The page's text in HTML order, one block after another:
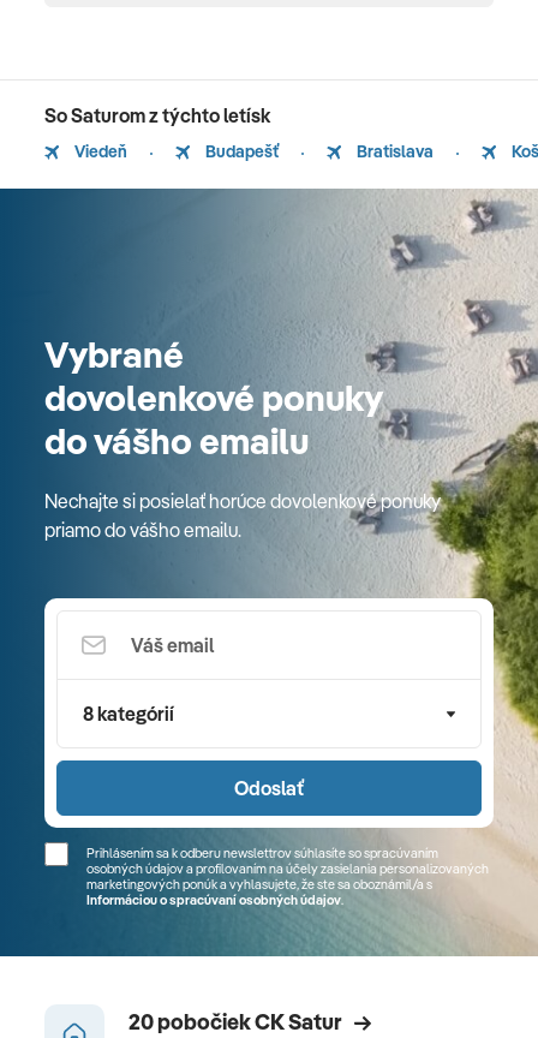
So Saturom z týchto letísk
Viedeň Budapešť Bratislava
Vybrané
dovolenkové ponuky
do vášho emailu
Nechajte si posielať horúce dovolenkové ponuky
priamo do vášho emailu.
8 kategórií
Odoslať
Prihlásením sa k odberu newslettrov súhlasíte so spracúvaním
osobných údajov a profilovaním na účely zasielania personalizovaných
marketingových ponúk a vyhlasujete, že ste sa oboznámil/a s
Informáciou o spracúvaní osobných údajov.
20 pobočiek CK Satur